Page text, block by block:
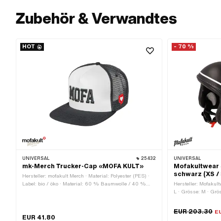
Zubehör & Verwandtes
HOT
UNIVERSAL 25432
mk-Merch Trucker-Cap «MOFA KULT»
Hersteller: mofakult Merch · Material: Polyester (PES) ·
Label: bio / öko · Material: 60 % Baumwolle / 40 %
EUR 41.80
- 70 %
UNIVERSAL
Mofakultwear
schwarz (XS /
Hersteller:
L · Grösse: M ·
22.05
EUR 203.30